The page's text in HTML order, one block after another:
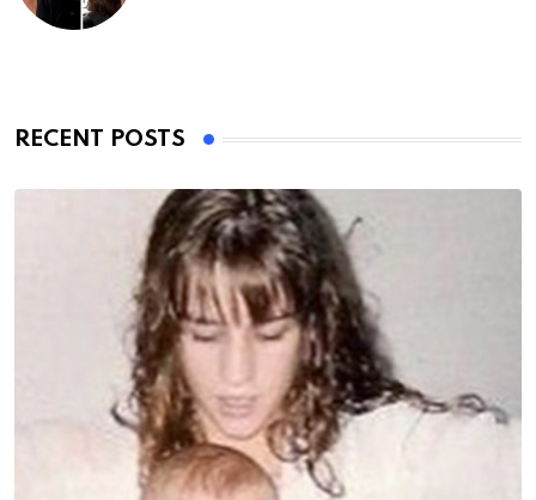
RECENT POSTS